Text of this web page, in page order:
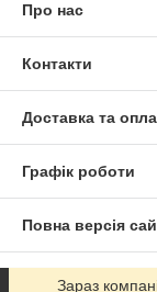
Про нас
Контакти
Доставка та
Графік роботи
Повна версія
Сайт створено
Зараз